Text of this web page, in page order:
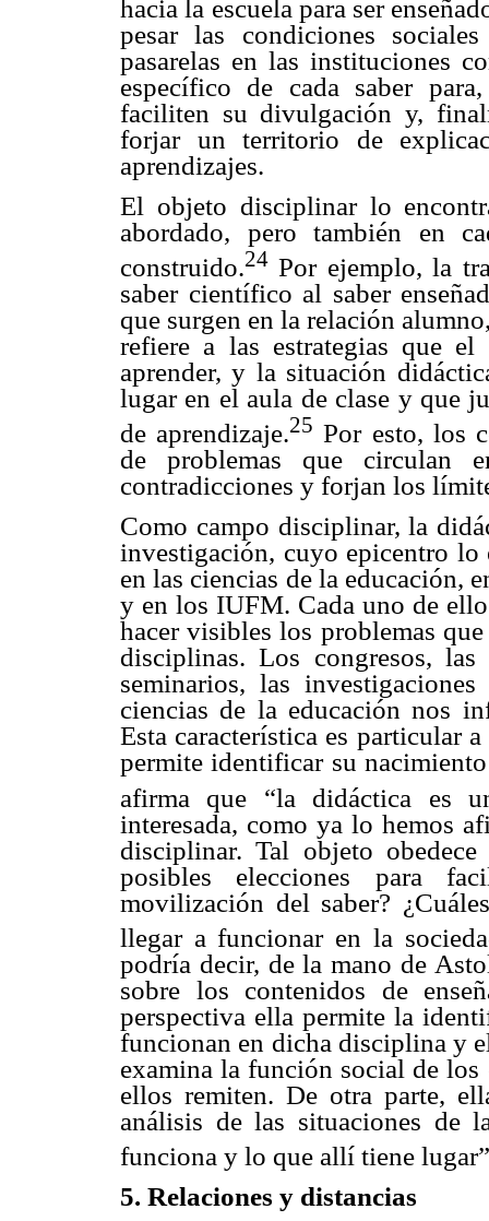
hacia la escuela para ser
pesar las condiciones
pasarelas en las instituciones
específico de cada saber
faciliten su divulgación y,
forjar un territorio de
aprendizajes.
El objeto disciplinar lo
abordado, pero también en
construido.24 Por ejemplo, la
saber científico al saber
que surgen en la relación
refiere a las estrategias que
aprender, y la situación
lugar en el aula de clase y que
de aprendizaje.25 Por esto, los
de problemas que circulan
contradicciones y forjan los
Como campo disciplinar, la
investigación, cuyo epicentro lo
en las ciencias de la educación,
y en los IUFM. Cada uno de
hacer visibles los problemas
disciplinas. Los congresos,
seminarios, las
ciencias de la educación nos
Esta característica es particular
permite identificar su
afirma que “la didáctica es
interesada, como ya lo hemos
disciplinar. Tal objeto
posibles elecciones para
movilización del saber?
llegar a funcionar en la
podría decir, de la mano de
sobre los contenidos de
perspectiva ella permite la
funcionan en dicha disciplina y
examina la función social de los
ellos remiten. De otra parte,
análisis de las situaciones de
funciona y lo que allí tiene
5. Relaciones y distancias